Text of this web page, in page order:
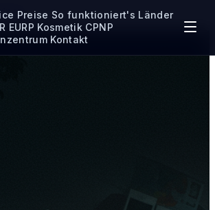
Preise So funktioniert's Länder
EURP Kosmetik CPNP
Kontakt